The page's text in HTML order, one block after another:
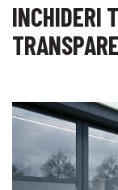
INCHIDERI